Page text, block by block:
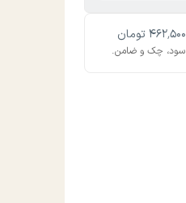
۴۶۲٬۵۰۰تومان